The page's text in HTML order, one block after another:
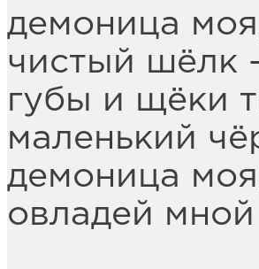
демоница
чистый шёлк
губы и щёки
маленький
демоница
овладей